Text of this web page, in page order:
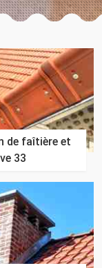
de faîtière et
33